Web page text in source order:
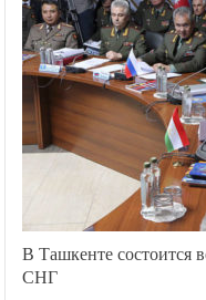
В Ташкенте состоится
СНГ